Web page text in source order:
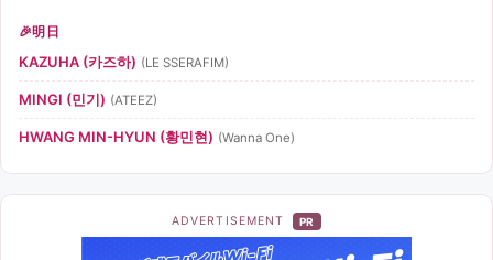
明日
KAZUHA (카즈하) (LE SSERAFIM)
MINGI (민기) (ATEEZ)
HWANG MIN-HYUN (황민현) (Wanna One)
ADVERTISEMENT PR